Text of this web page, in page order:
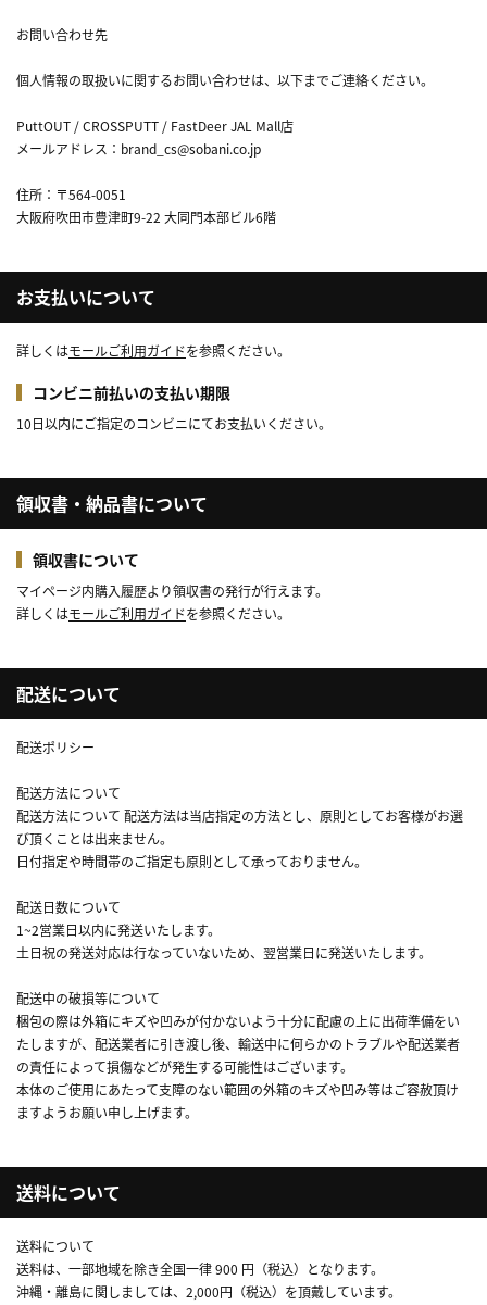
お問い合わせ先
個人情報の取扱いに関するお問い合わせは、以下までご連絡ください。
PuttOUT / CROSSPUTT / FastDeer JAL Mall店
メールアドレス：brand_cs@sobani.co.jp
住所：〒564-0051
大阪府吹田市豊津町9-22 大同門本部ビル6階
お支払いについて
詳しくはモールご利用ガイドを参照ください。
コンビニ前払いの支払い期限
10日以内にご指定のコンビニにてお支払いください。
領収書・納品書について
領収書について
マイページ内購入履歴より領収書の発行が行えます。
詳しくはモールご利用ガイドを参照ください。
配送について
配送ポリシー
配送方法について
配送方法について 配送方法は当店指定の方法とし、原則としてお客様がお選
び頂くことは出来ません。
日付指定や時間帯のご指定も原則として承っておりません。
配送日数について
1~2営業日以内に発送いたします。
土日祝の発送対応は行なっていないため、翌営業日に発送いたします。
配送中の破損等について
梱包の際は外箱にキズや凹みが付かないよう十分に配慮の上に出荷準備をい
たしますが、配送業者に引き渡し後、輸送中に何らかのトラブルや配送業者
の責任によって損傷などが発生する可能性はございます。
本体のご使用にあたって支障のない範囲の外箱のキズや凹み等はご容赦頂け
ますようお願い申し上げます。
送料について
送料について
送料は、一部地域を除き全国一律 900 円（税込）となります。
沖縄・離島に関しましては、2,000円（税込）を頂戴しています。